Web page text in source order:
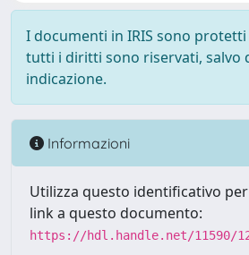
I documenti in IRIS sono
tutti i diritti sono riservati, salvo
indicazione.
Informazioni
Utilizza questo identificativo
link a questo documento:
https://hdl.handle.net/11590/